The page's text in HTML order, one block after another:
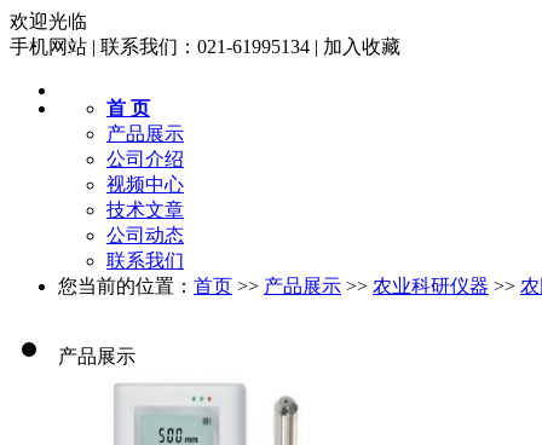
欢迎光临
手机网站 | 联系我们：021-61995134 | 加入收藏
首 页
产品展示
公司介绍
视频中心
技术文章
公司动态
联系我们
您当前的位置： 首页 >> 产品展示 >> 农业科研仪器 >>
产品展示